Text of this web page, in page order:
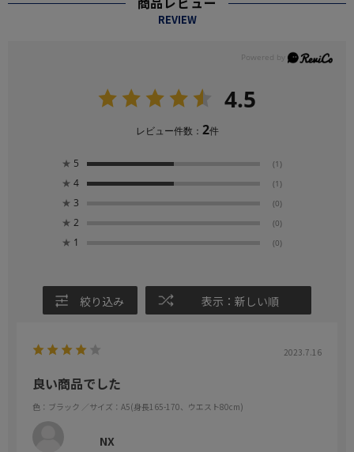
REVIEW
4.5
レビュー件数： 2件
★ 5 (1)
★ 4 (1)
★ 3 (0)
★ 2 (0)
★ 1 (0)
絞り込み 表示：新しい順
2023.7.16
良い商品でした
色：ブラック ／サイズ：A5(身長165-170、ウエスト80cm)
NX